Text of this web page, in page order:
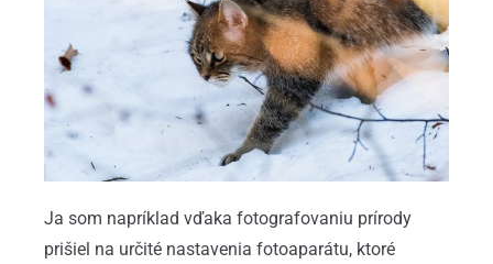
Ja som napríklad vďaka fotografovaniu prírody
prišiel na určité nastavenia fotoaparátu, ktoré